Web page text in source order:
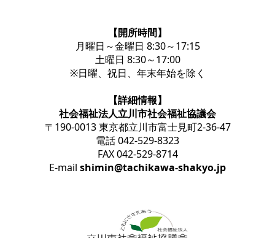
【開所時間】
月曜日～金曜日 8:30～17:15
土曜日 8:30～17:00
※日曜、祝日、年末年始を除く
【詳細情報】
社会福祉法人立川市社会福祉協議会
〒190-0013 東京都立川市富士見町2-36-47
電話 042-529-8323
FAX 042-529-8714
E-mail shimin@tachikawa-shakyo.jp